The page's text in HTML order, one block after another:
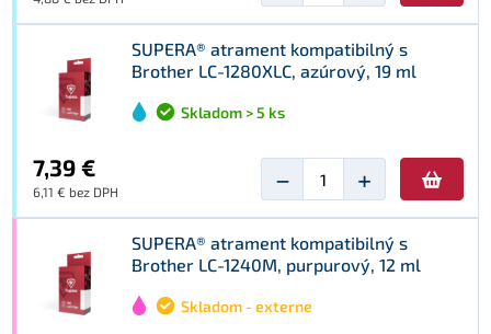
SUPERA® atrament kompatibilný s
Brother LC-1280XLC, azúrový, 19 ml
Skladom > 5 ks
7,39 €
6,11 € bez DPH − +
SUPERA® atrament kompatibilný s
Brother LC-1240M, purpurový, 12 ml
Skladom - externe